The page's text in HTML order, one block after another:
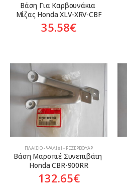
Βάση Για Καρβουνάκια
Μίζας Honda XLV-XRV-CBF
35.58€
ΠΛΑΊΣΙΟ - ΨΑΛΊΔΙ - ΡΕΖΕΡΒΟΥΆΡ
Βάση Μαρσπιέ Συνεπιβάτη
Honda CBR-900RR
132.65€